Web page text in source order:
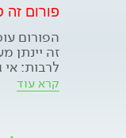
פורום
הפורום
זה יינתן
לרבות: אי
אולטרה-
של מצוקה
קרא עוד